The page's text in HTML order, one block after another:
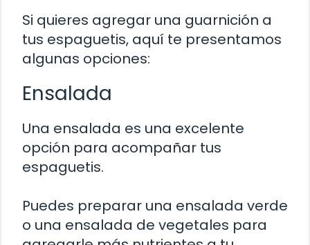
Si quieres agregar una guarnición a
tus espaguetis, aquí te presentamos
algunas opciones:
Ensalada
Una ensalada es una excelente
opción para acompañar tus
espaguetis.
Puedes preparar una ensalada verde
o una ensalada de vegetales para